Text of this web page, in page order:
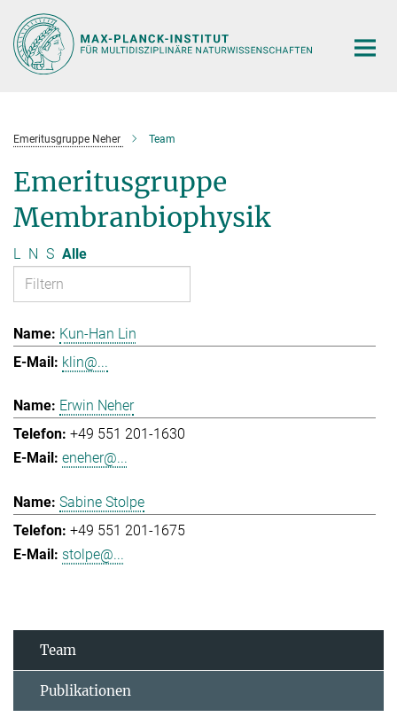
Hauptinhalt
Emeritusgruppe Neher Team
Emeritusgruppe
Membranbiophysik
L N S Alle
Kun-Han Lin
klin@...
Erwin Neher
+49 551 201-1630
eneher@...
Sabine Stolpe
+49 551 201-1675
stolpe@...
Team
Publikationen